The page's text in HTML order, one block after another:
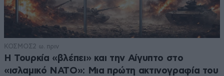
ΚΟΣΜΟΣ2 ω. πριν
Η Τουρκία «βλέπει» και την Αίγυπτο στο
«ισλαμικό ΝΑΤΟ»: Μια πρώτη ακτινογραφία του